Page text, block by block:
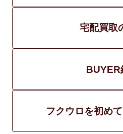
宅配買取
BUYER
フクウロを初め